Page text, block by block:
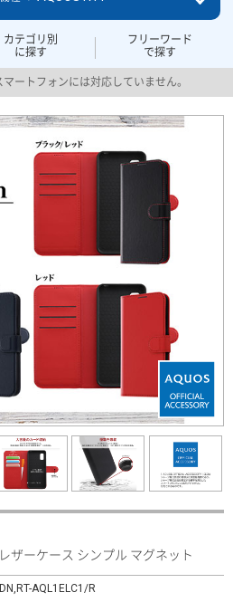
カテゴリ別
に探す
フリーワード
で探す
ートフォンには対応していません。
ザーケース シンプル マグネット
AQL1ELC1/R